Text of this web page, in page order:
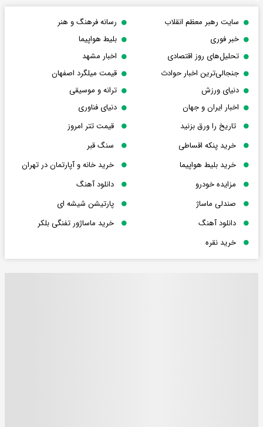
سایت رهبر معظم انقلاب
رسانه فرهنگ و هنر
خبر فوری
بلیط هواپیما
تحلیل‌های روز اقتصادی
اخبار مشهد
جنجالی‌ترین اخبار حوادث
قیمت میلگرد اصفهان
دنیای ورزش
ترانه و موسیقی
اخبار ایران و جهان
دنیای فناوری
تاریخ را ورق بزنید
قیمت تتر امروز
خرید پنکه اقساطی
سنگ قبر
خرید بلیط هواپیما
خرید خانه و آپارتمان در تهران
مزایده خودرو
دانلود آهنگ
صندلی ماساژ
پارتیشن شیشه ای
دانلود آهنگ
خرید ماساژور تفنگی بلکر
خرید نقره